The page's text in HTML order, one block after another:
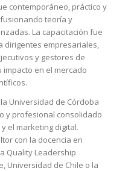
contemporáneo, práctico y
teoría y
La capacitación fue
empresariales,
y gestores de
en el mercado
Universidad de Córdoba
y profesional consolidado
el marketing digital.
con la docencia en
Quality Leadership
Universidad de Chile o la